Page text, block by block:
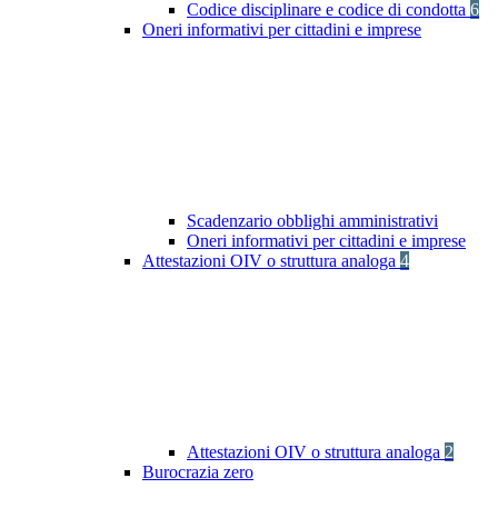
Codice disciplinare e codice di condotta 6
Oneri informativi per cittadini e imprese
Scadenzario obblighi amministrativi
Oneri informativi per cittadini e imprese
Attestazioni OIV o struttura analoga 4
Attestazioni OIV o struttura analoga 2
Burocrazia zero